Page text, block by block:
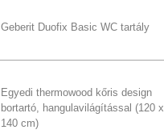
Geberit Duofix Basic WC tartály
Egyedi thermowood kőris design
bortartó, hangulavilágítással (120 x
140 cm)